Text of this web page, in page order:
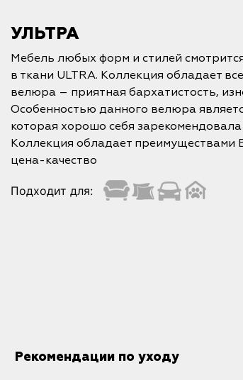
УЛЬТРА
Мебель любых форм и стилей
в ткани ULTRA. Коллекция обладает
велюра – приятная бархатистость,
Особенностью данного велюра
которая хорошо себя
Коллекция обладает преимуществами
цена-качество
Подходит для:
Рекомендации по уходу